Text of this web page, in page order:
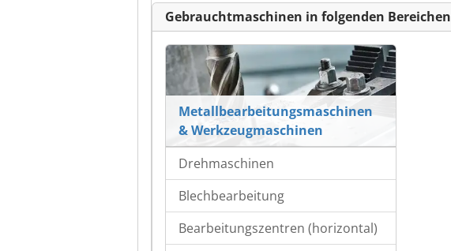
Gebrauchtmaschinen in folgenden Bereichen
Metallbearbeitungsmaschinen
& Werkzeugmaschinen
Drehmaschinen
Blechbearbeitung
Bearbeitungszentren (horizontal)